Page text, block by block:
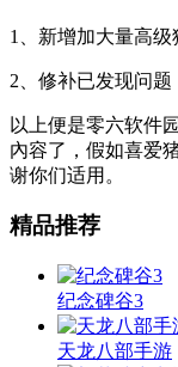
1、新增加大量高级
2、修补已发现问题
以上便是零六软件
內容了，假如喜爱
谢你们适用。
精品推荐
纪念碑谷3
天龙八部手游